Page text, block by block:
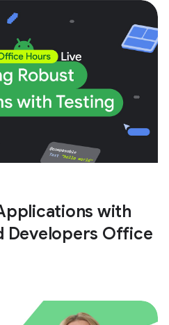
with
Developers Office